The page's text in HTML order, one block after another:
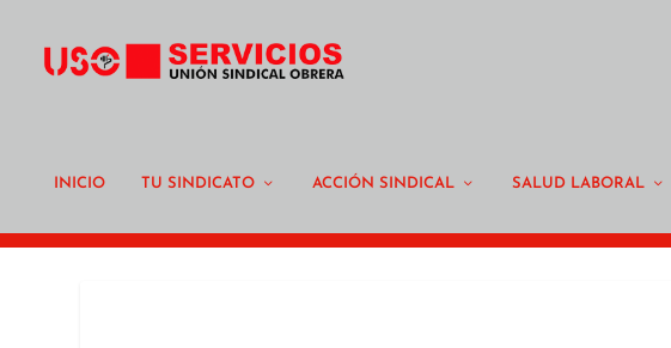
INICIO TU SINDICATO ACCIÓN SINDICAL SALUD LABORAL